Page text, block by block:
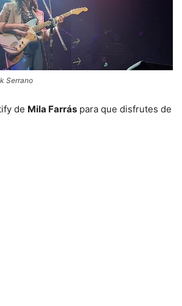
Serrano
de Mila Farrás para que disfrutes de